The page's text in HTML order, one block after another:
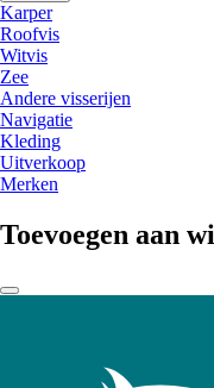
Karper
Roofvis
Witvis
Zee
Andere visserijen
Navigatie
Kleding
Uitverkoop
Merken
Toevoegen aan